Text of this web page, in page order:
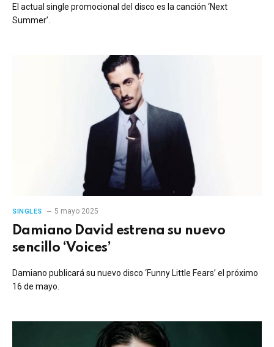
El actual single promocional del disco es la canción ‘Next
Summer’.
SINGLES 5 mayo 2025
Damiano David estrena su nuevo
sencillo ‘Voices’
Damiano publicará su nuevo disco ‘Funny Little Fears’ el próximo
16 de mayo.